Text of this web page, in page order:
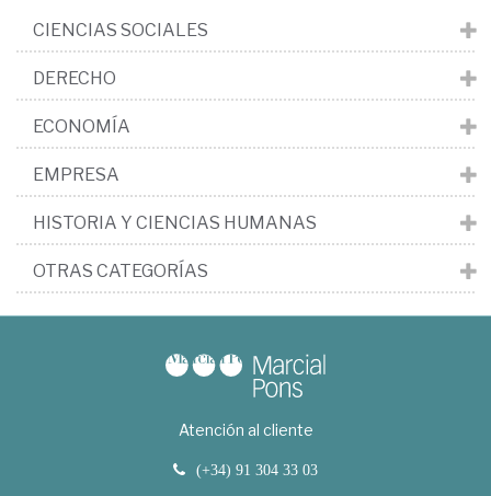
CIENCIAS SOCIALES
DERECHO
ECONOMÍA
EMPRESA
HISTORIA Y CIENCIAS HUMANAS
OTRAS CATEGORÍAS
Atención al cliente
(+34) 91 304 33 03